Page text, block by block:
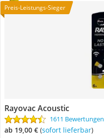
Preis-Leistungs-Sieger
Rayovac Acoustic
1611 Bewertungen
ab 19,00 € ( Sofort lieferbar)